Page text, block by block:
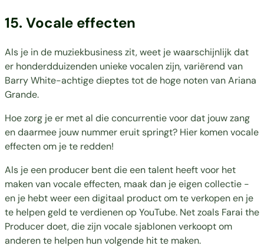
15. Vocale effecten
Als je in de muziekbusiness zit, weet je waarschijnlijk dat
er honderdduizenden unieke vocalen zijn, variërend van
Barry White-achtige dieptes tot de hoge noten van Ariana
Grande.
Hoe zorg je er met al die concurrentie voor dat jouw zang
en daarmee jouw nummer eruit springt? Hier komen vocale
effecten om je te redden!
Als je een producer bent die een talent heeft voor het
maken van vocale effecten, maak dan je eigen collectie -
en je hebt weer een digitaal product om te verkopen en je
te helpen geld te verdienen op YouTube. Net zoals Farai the
Producerdoet, die zijn vocale sjablonen verkoopt om
anderen te helpen hun volgende hit te maken.